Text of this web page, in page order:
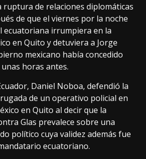
ruptura de relaciones diplomáticas
de que el viernes por la noche
ecuatoriana irrumpiera en la
en Quito y detuviera a Jorge
mexicano había concedido
horas antes.
Daniel Noboa, defendió la
de un operativo policial en
en Quito al decir que la
Glas prevalece sobre una
político cuya validez además fue
ecuatoriano.